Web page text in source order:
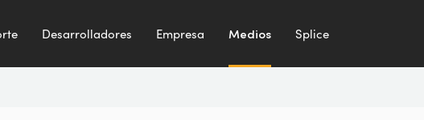
Desarrolladores Empresa Medios Splice